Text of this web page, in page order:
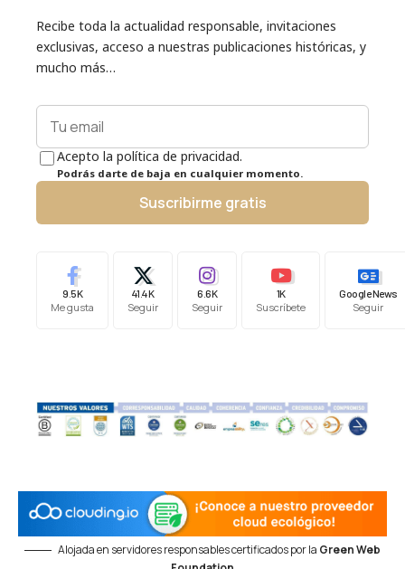
Recibe toda la actualidad responsable, invitaciones
exclusivas, acceso a nuestras publicaciones históricas, y
mucho más…
Acepto la política de privacidad.
Podrás darte de baja en cualquier momento.
Suscribirme gratis
9.5K
Me gusta
41.4K
Seguir
6.6K
Seguir
1K
Suscríbete
Google News
Seguir
Alojada en servidores responsables certificados por la Green Web